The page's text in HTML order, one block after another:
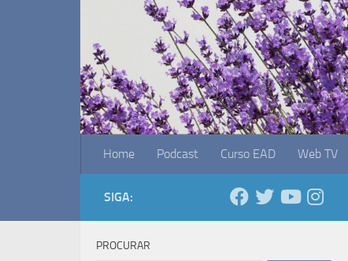
Home Podcast Curso EAD Web TV
SIGA:
PROCURAR